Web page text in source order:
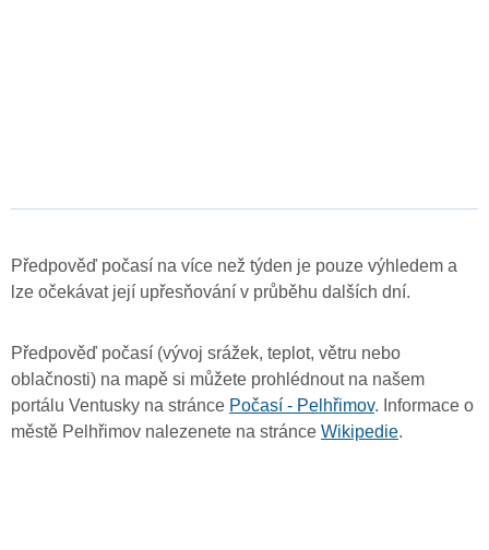
Předpověď počasí na více než týden je pouze výhledem a
lze očekávat její upřesňování v průběhu dalších dní.
Předpověď počasí (vývoj srážek, teplot, větru nebo
oblačnosti) na mapě si můžete prohlédnout na našem
portálu Ventusky na stránce Počasí - Pelhřimov. Informace o
městě Pelhřimov nalezenete na stránce Wikipedie.